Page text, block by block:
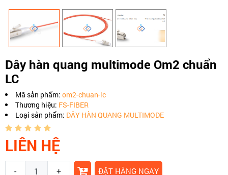
Dây hàn quang multimode Om2 chuẩn
LC
Mã sản phẩm: om2-chuan-lc
Thương hiệu: FS-FIBER
Loại sản phẩm: DÂY HÀN QUANG MULTIMODE
LIÊN HỆ
- + ĐẶT HÀNG NGAY